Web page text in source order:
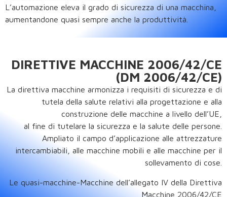
L’automazione eleva il grado di sicurezza di una macchina,
aumentandone quasi sempre anche la produttività.
DIRETTIVE MACCHINE 2006/42/CE
(DM 2006/42/CE)
La direttiva macchine armonizza i requisiti di sicurezza e di
tutela della salute relativi alla progettazione e alla
construzione delle macchine a livello dell’UE,
al fine di tutelare la sicurezza e la salute delle persone.
Ampliato il campo d’applicazione alle attrezzature
intercambiabili, alle macchine mobili e alle macchine per il
sollevamento di cose.
Le quasi-macchine-Macchine dell’allegato IV della Direttiva
Macchine 2006/42/CE